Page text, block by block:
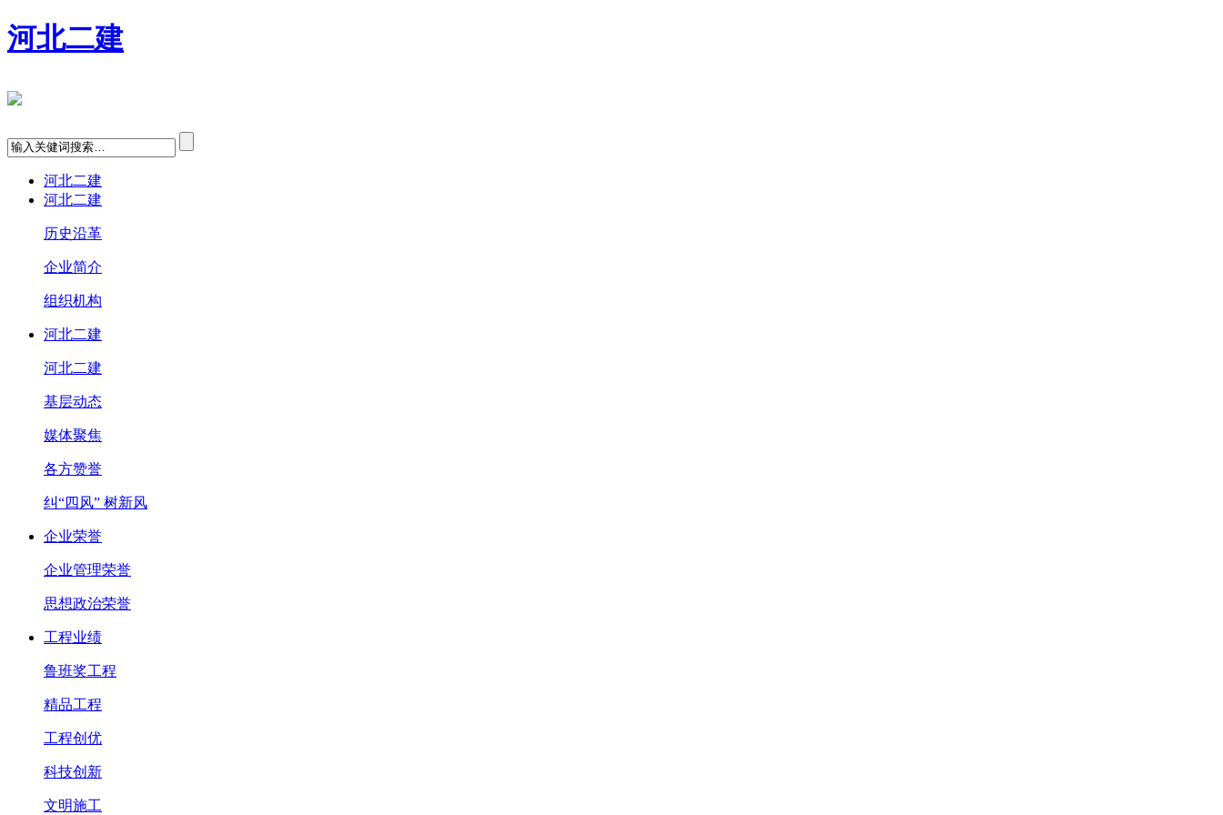
河北二建
河北二建
河北二建
历史沿革
企业简介
组织机构
河北二建
河北二建
基层动态
媒体聚焦
各方赞誉
纠“四风” 树新风
企业荣誉
企业管理荣誉
思想政治荣誉
工程业绩
鲁班奖工程
精品工程
工程创优
科技创新
文明施工